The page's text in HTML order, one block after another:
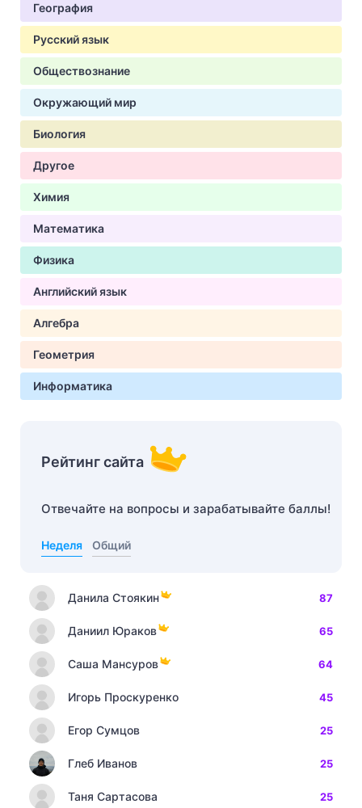
География
Русский язык
Обществознание
Окружающий мир
Биология
Другое
Химия
Математика
Физика
Английский язык
Алгебра
Геометрия
Информатика
Рейтинг сайта
Отвечайте на вопросы и зарабатывайте баллы!
Неделя Общий
Данила Стоякин 87
Даниил Юраков 65
Саша Мансуров 64
Игорь Проскуренко 45
Егор Сумцов 25
Глеб Иванов 25
Таня Сартасова 25